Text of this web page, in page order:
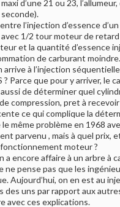
d’une 21 ou 23,
l’injection d’essence
1/2 tour moteur de
et la quantité
de carburant
à l’injection
? Parce que pour y arriver,
de déterminer quel
compression, pret à
ce qui complique la
même problème en 1968
parvenu , mais à quel prix,
moteur ?
a encore affaire à un arbre
ne pense pas que les
Aujourd’hui, on en est au
des uns par rapport aux
avec ces explications.